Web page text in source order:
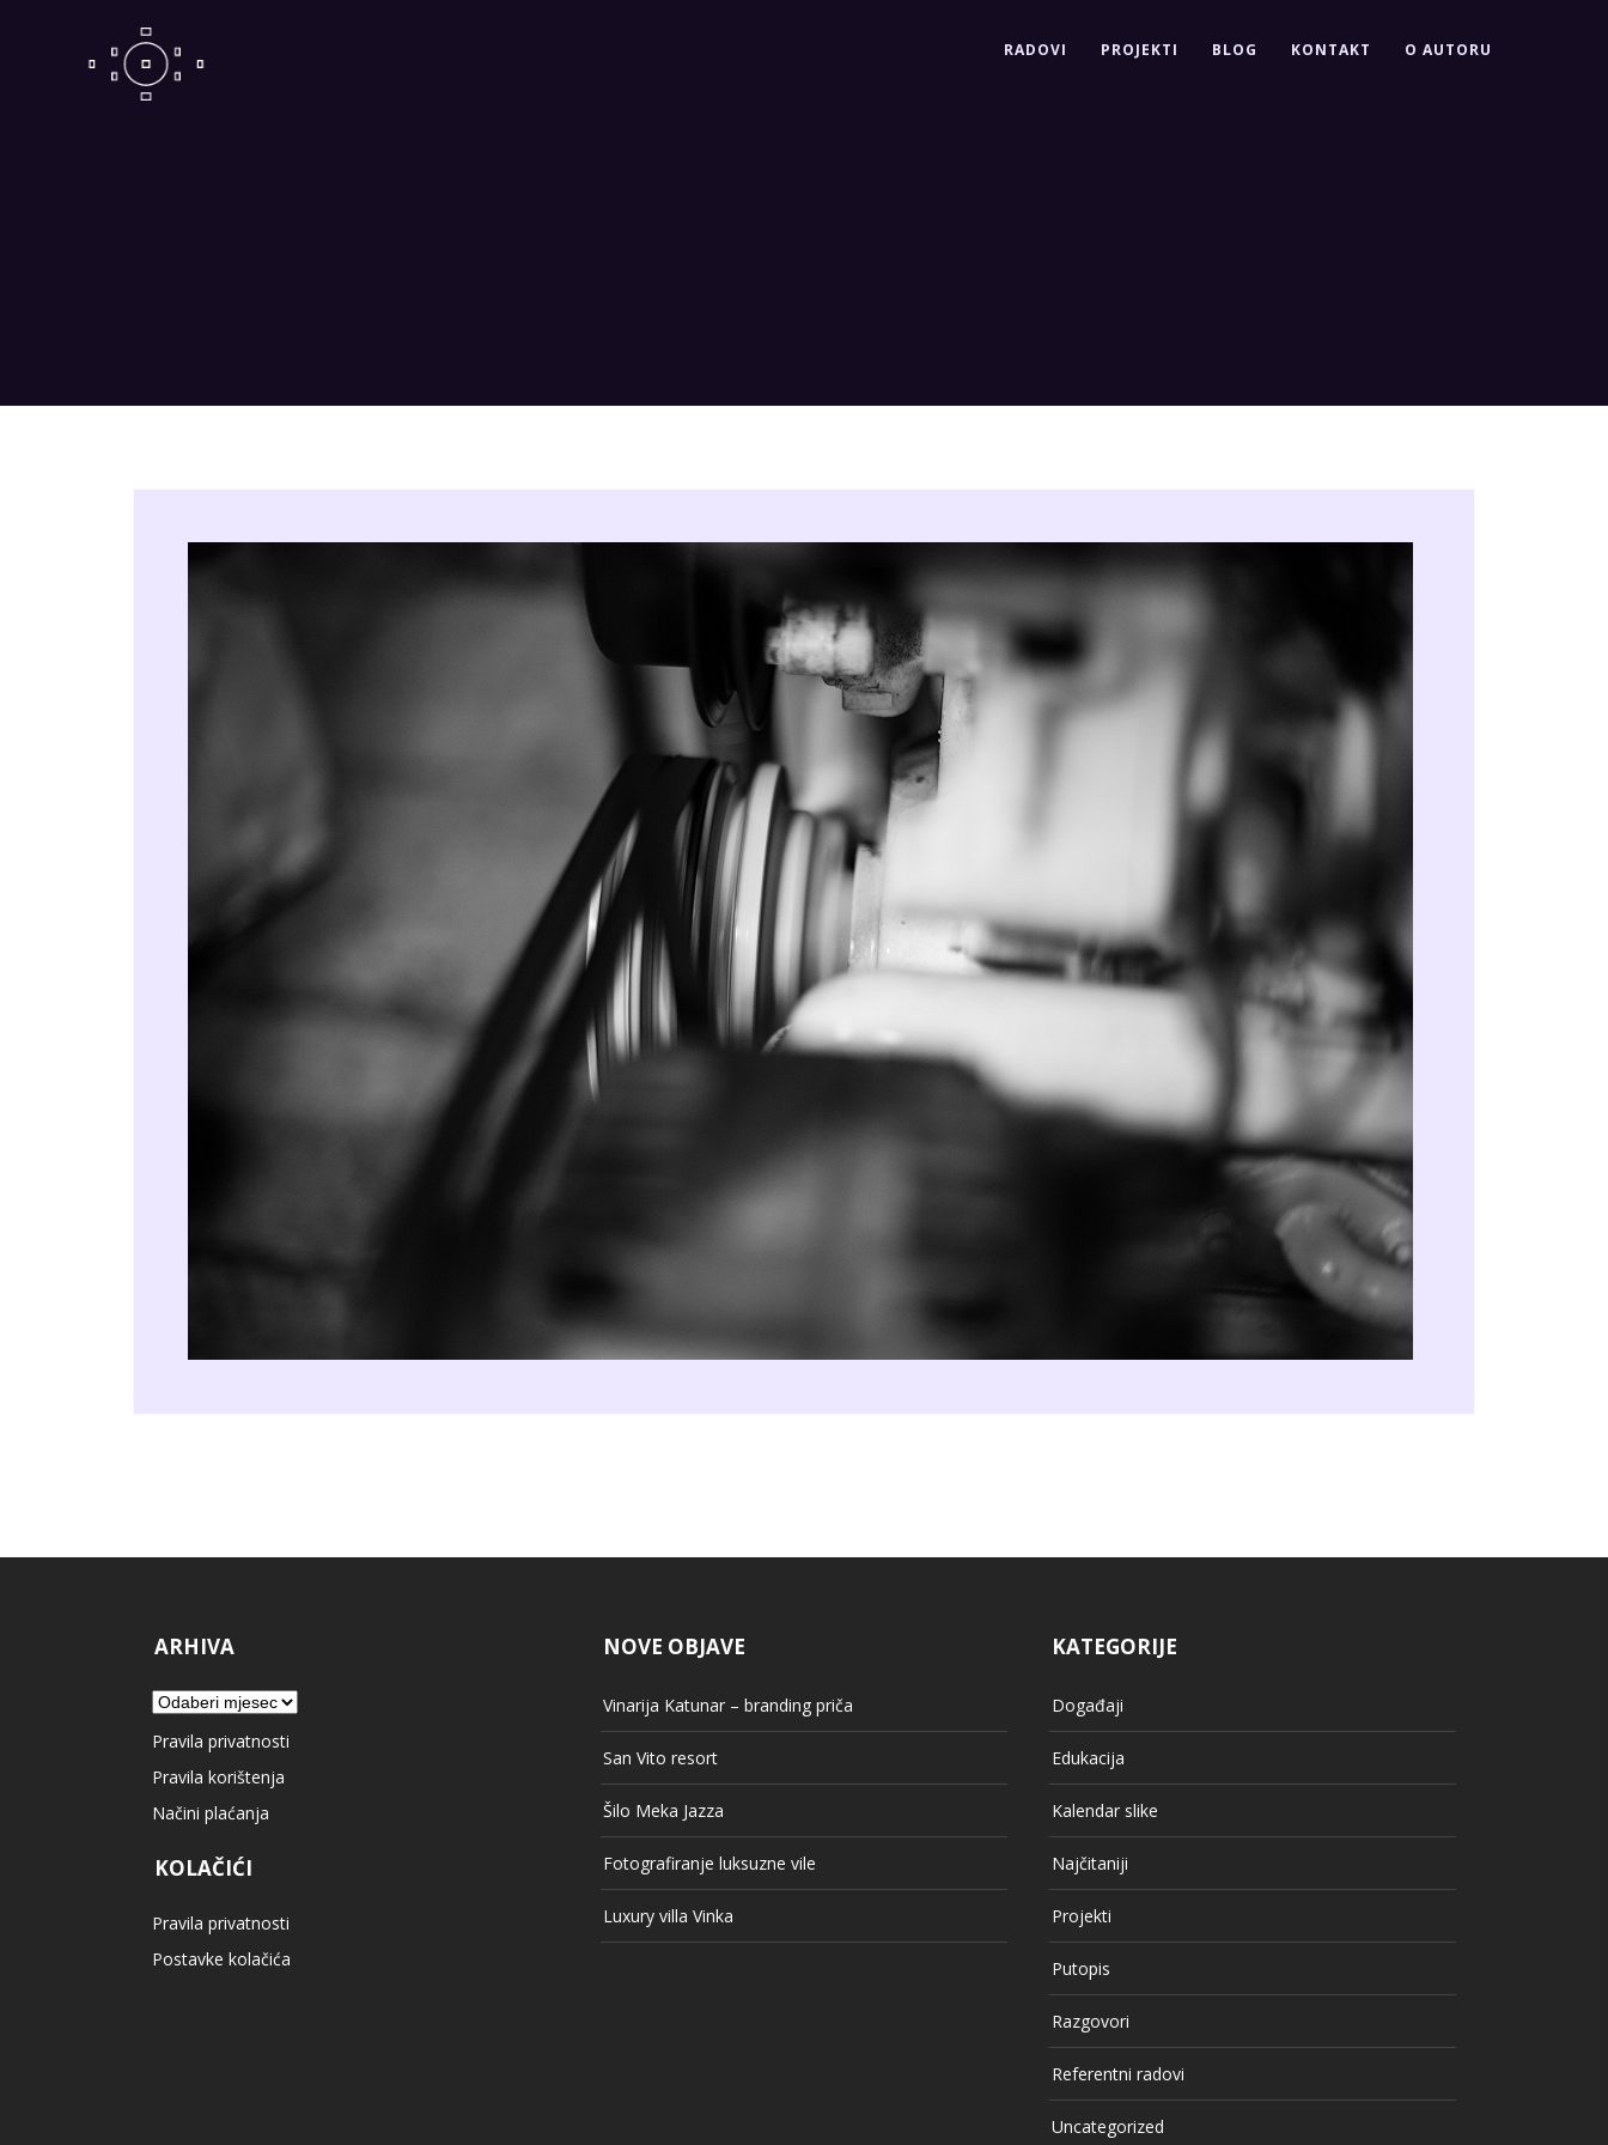
RADOVI PROJEKTI BLOG KONTAKT O AUTORU
ARHIVA
Arhiva
Pravila privatnosti
Pravila korištenja
Načini plaćanja
KOLAČIĆI
Pravila privatnosti
Postavke kolačića
NOVE OBJAVE
Vinarija Katunar – branding priča
San Vito resort
Šilo Meka Jazza
Fotografiranje luksuzne vile
Luxury villa Vinka
KATEGORIJE
Događaji
Edukacija
Kalendar slike
Najčitaniji
Projekti
Putopis
Razgovori
Referentni radovi
Uncategorized